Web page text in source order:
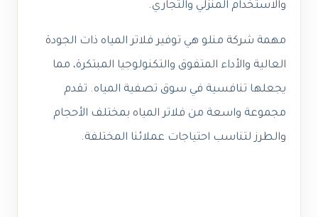
والاستخدام المنزلي والتجاري.
مهمة شركة منلو هي توفير فلاتر المياه ذات الجودة
العالية والأداء المتفوق والتكنولوجيا المبتكرة، مما
يجعلها تنافسية في سوق تصفية المياه. تقدم
مجموعة واسعة من فلاتر المياه بمختلف الأحجام
والطرز لتناسب احتياجات عملائنا المختلفة.